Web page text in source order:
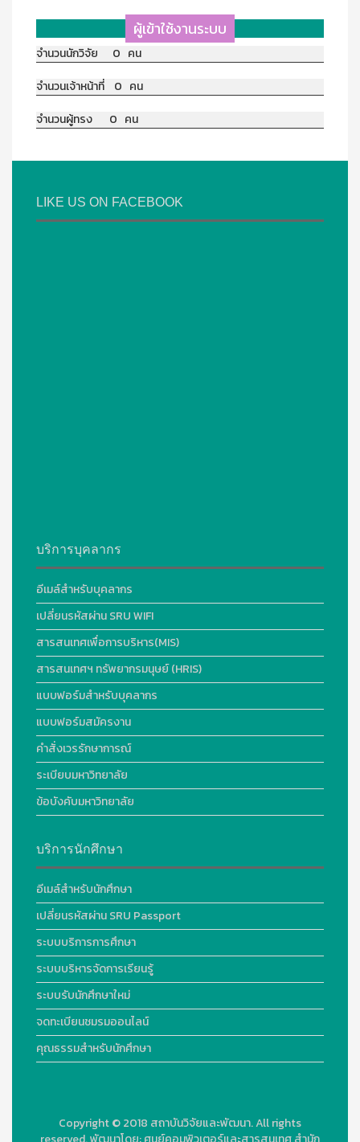
ผู้เข้าใช้งานระบบ
จำนวนนักวิจัย 0 คน
จำนวนเจ้าหน้าที่ 0 คน
จำนวนผู้ทรง 0 คน
LIKE US ON FACEBOOK
บริการบุคลากร
อีเมล์สำหรับบุคลากร
เปลี่ยนรหัสผ่าน SRU WIFI
สารสนเทศเพื่อการบริหาร(MIS)
สารสนเทศฯ ทรัพยากรมนุษย์ (HRIS)
แบบฟอร์มสำหรับบุคลากร
แบบฟอร์มสมัครงาน
คำสั่งเวรรักษาการณ์
ระเบียบมหาวิทยาลัย
ข้อบังคับมหาวิทยาลัย
บริการนักศึกษา
อีเมล์สำหรับนักศึกษา
เปลี่ยนรหัสผ่าน SRU Passport
ระบบบริการการศึกษา
ระบบบริหารจัดการเรียนรู้
ระบบรับนักศึกษาใหม่
จดทะเบียนชมรมออนไลน์
คุณธรรมสำหรับนักศึกษา
Copyright © 2018 สถาบันวิจัยและพัฒนา. All rights